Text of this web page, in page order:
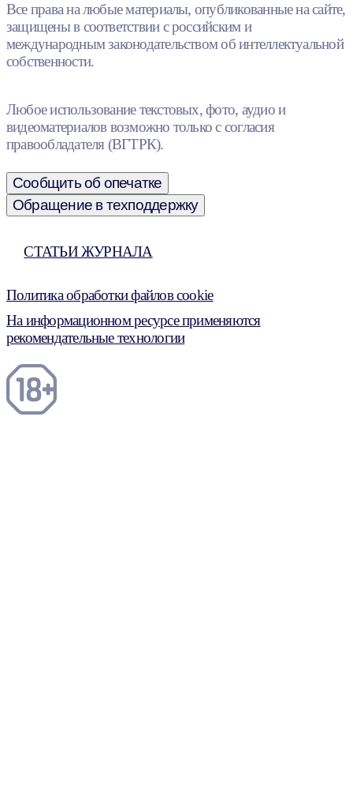
Все права на любые материалы, опубликованные на сайте,
защищены в соответствии с российским и
международным законодательством об интеллектуальной
собственности.
Любое использование текстовых, фото, аудио и
видеоматериалов возможно только с согласия
правообладателя (ВГТРК).
Сообщить об опечатке
Обращение в техподдержку
СТАТЬИ ЖУРНАЛА
Политика обработки файлов cookie
На информационном ресурсе применяются
рекомендательные технологии